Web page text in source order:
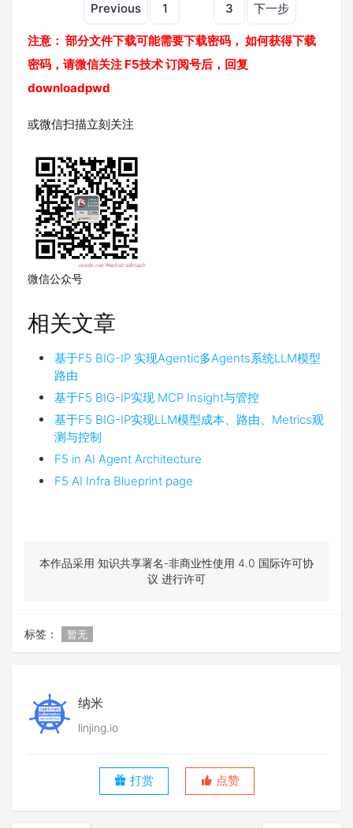
Previous 1 3 下一步
注意： 部分文件下载可能需要下载密码， 如何获得下载
密码，请微信关注 F5技术 订阅号后，回复
downloadpwd
或微信扫描立刻关注
微信公众号
相关文章
基于F5 BIG-IP 实现Agentic多Agents系统LLM模型
路由
基于F5 BIG-IP实现 MCP Insight与管控
基于F5 BIG-IP实现LLM模型成本、路由、Metrics观
测与控制
F5 in AI Agent Architecture
F5 AI Infra Blueprint page
本作品采用 知识共享署名-非商业性使用 4.0 国际许可协
议 进行许可
标签： 暂无
纳米
linjing.io
打赏 点赞